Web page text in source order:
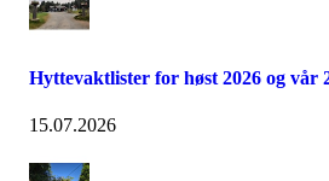
Hyttevaktlister for høst 2026 og vår
15.07.2026